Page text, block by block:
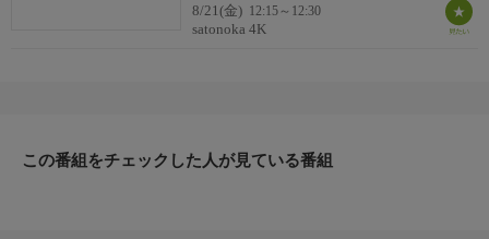
8/21(金) 12:15～12:30
satonoka 4K
この番組をチェックした人が見ている番組